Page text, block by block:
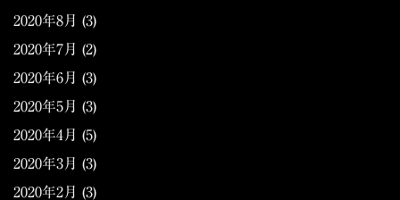
2020年8月 (3)
2020年7月 (2)
2020年6月 (3)
2020年5月 (3)
2020年4月 (5)
2020年3月 (3)
2020年2月 (3)